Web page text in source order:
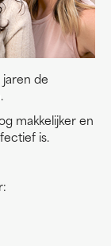
de
makkelijker en
is.